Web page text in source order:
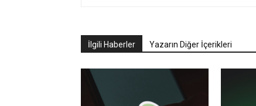
İlgili Haberler Yazarın Diğer İçerikleri